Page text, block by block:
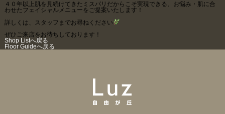
４０年以上肌を見続けてきたミスパリだからこそ実現できる、お悩み・肌に合
わせたフェイシャルメニューをご提案いたします！
詳しくは、スタッフまでお尋ねください
ぜひご来店をお待ちしております！
Shop Listへ戻る
Floor Guideへ戻る